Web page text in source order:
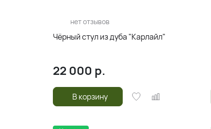
нет отзывов
Чёрный стул из дуба "Карлайл"
22 000 р.
В корзину